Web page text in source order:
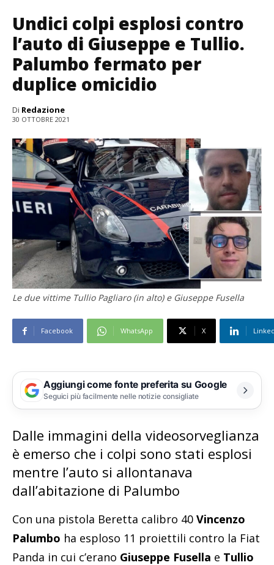
Undici colpi esplosi contro
l’auto di Giuseppe e Tullio.
Palumbo fermato per
duplice omicidio
Di Redazione
30 OTTOBRE 2021
Le due vittime Tullio Pagliaro (in alto) e Giuseppe Fusella
Facebook WhatsApp X
Aggiungi come fonte preferita su Google
Seguici più facilmente nelle notizie consigliate
Dalle immagini della videosorveglianza
è emerso che i colpi sono stati esplosi
mentre l’auto si allontanava
dall’abitazione di Palumbo
Con una pistola Beretta calibro 40 Vincenzo
Palumbo ha esploso 11 proiettili contro la Fiat
Panda in cui c’erano Giuseppe Fusella e Tullio